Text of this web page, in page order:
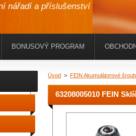
nářadí a příslušenství
Úvod > FEIN Akumulátorové
63208005010 FEIN
BONUSOVÝ PROGRAM